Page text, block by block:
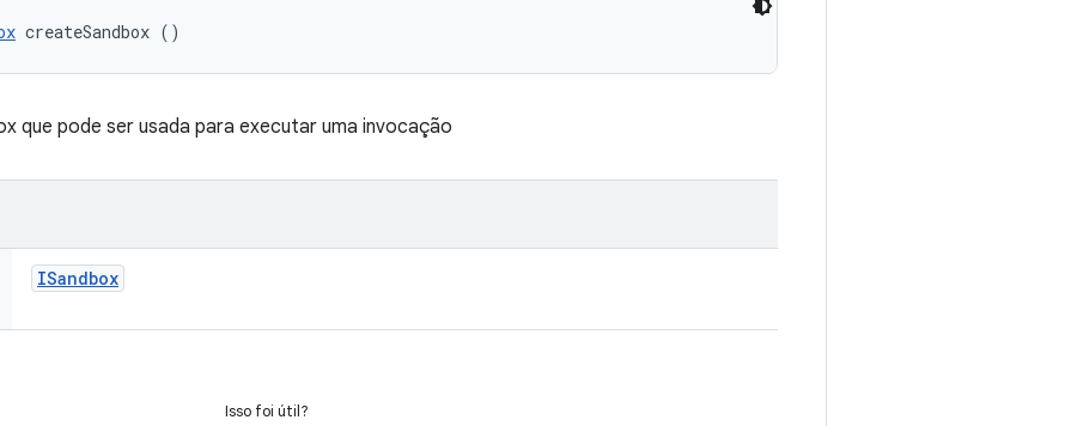
createSandbox ()
que pode ser usada para executar uma invocação
ISandbox
Isso foi útil?